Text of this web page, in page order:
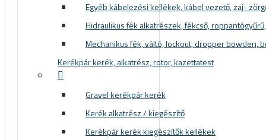
Egyéb kábelezési kellékek, kábel vezető, zaj-
Hidraulikus fék alkatrészek, fékcső,
Mechanikus fék, váltó, lockout, dropper bowden,
Kerékpár kerék, alkatrész, rotor, kazettatest
Gravel kerékpár kerék
Kerék alkatrész / kiegészítő
Kerékpár kerék kiegészítők kellékek